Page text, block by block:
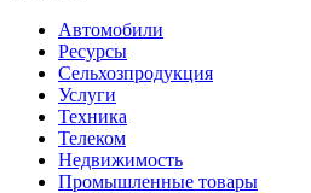
Автомобили
Ресурсы
Сельхозпродукция
Услуги
Техника
Телеком
Недвижимость
Промышленные товары